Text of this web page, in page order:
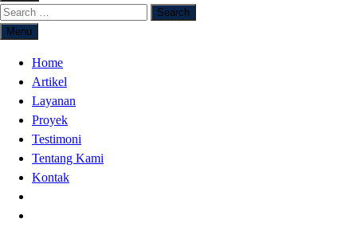
Menu
Home
Artikel
Layanan
Proyek
Testimoni
Tentang Kami
Kontak